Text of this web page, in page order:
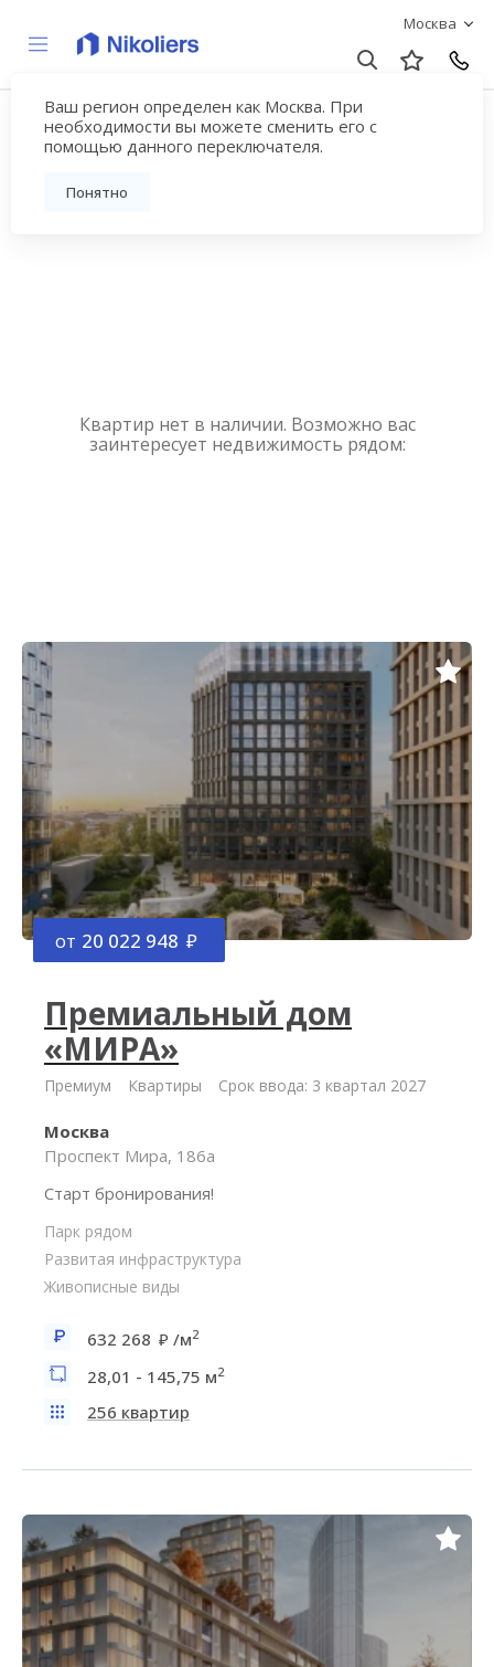
Москва
Ваш регион определен как Москва. При
необходимости вы можете сменить его с
помощью данного переключателя.
Понятно
Купить квартиру
новостройку у метро
Квартир нет в наличии. Возможно вас
заинтересует недвижимость рядом:
от 20 022 948
Премиальный дом
«МИРА»
Премиум Квартиры Срок ввода: 3 квартал 2027
Москва
Проспект Мира, 186а
Старт бронирования!
Парк рядом
Развитая инфраструктура
Живописные виды
632 268 /м2
28,01 - 145,75 м2
256 квартир